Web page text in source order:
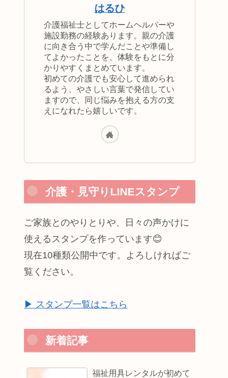
はるひ
介護福祉士としてホームヘルパーや
施設勤務の経験あります。親の介護
に向き合う中で学んだことや準備し
てよかったことを、体験をもとに分
かりやすくまとめています。
初めての介護でも安心して進められ
るよう、やさしい言葉で発信してい
ますので、同じ悩みを抱える方の支
えになれたら嬉しいです。
介護・見守りLINEスタンプ
ご家族とのやりとりや、日々の声かけに
使えるスタンプを作っています😊
現在10種類公開中です。よろしければご
覧ください。
▶ スタンプ一覧はこちら
新着記事
福祉用具レンタルが初めて